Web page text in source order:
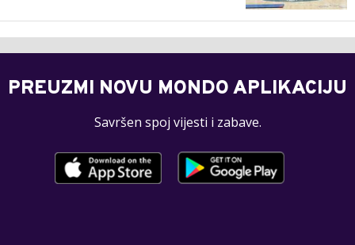
PREUZMI NOVU MONDO APLIKACIJU
Savršen spoj vijesti i zabave.